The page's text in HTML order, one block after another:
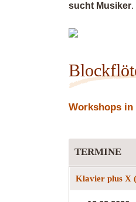
sucht Musiker.
Workshops in
TERMINE
Klavier plus X